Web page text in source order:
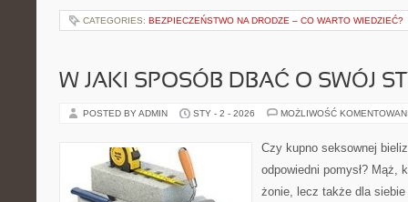
CATEGORIES: BEZPIECZEŃSTWO NA DRODZE – CO WARTO WIEDZIEĆ?
W JAKI SPOSÓB DBAĆ O SWÓJ
POSTED BY ADMIN STY - 2 - 2026 MOŻLIWOŚĆ
Czy kupno seksownej
odpowiedni pomysł? Mąż,
żonie, lecz także dla